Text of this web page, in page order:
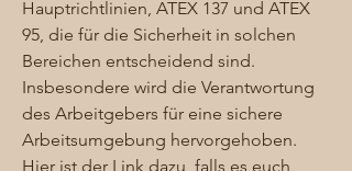
Hauptrichtlinien, ATEX 137 und ATEX
95, die für die Sicherheit in solchen
Bereichen entscheidend sind.
Insbesondere wird die Verantwortung
des Arbeitgebers für eine sichere
Arbeitsumgebung hervorgehoben.
Hier ist der Link dazu, falls es euch